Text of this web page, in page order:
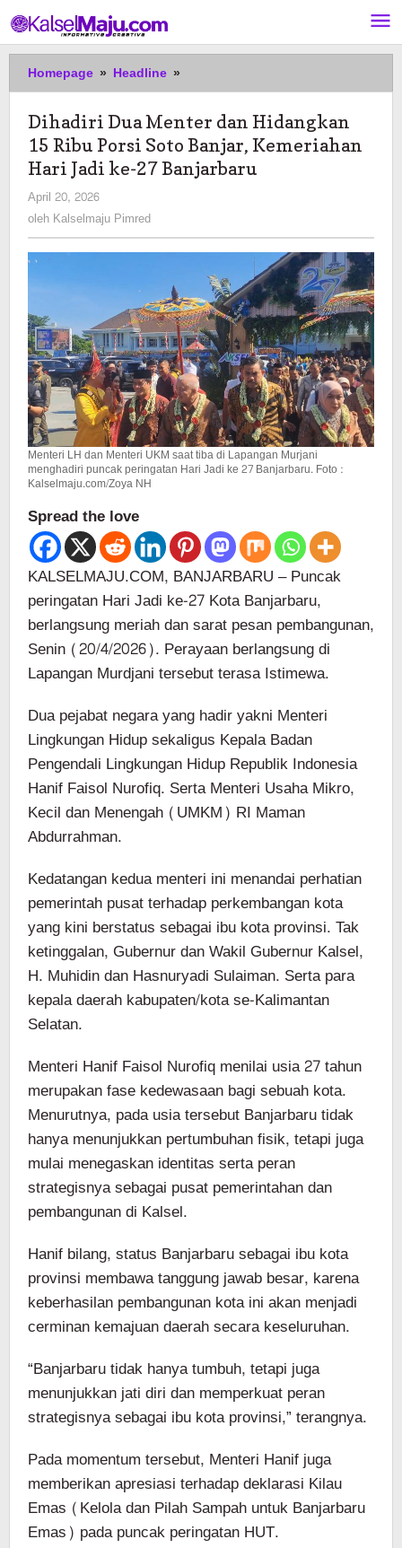
ke
konten
Homepage » Headline »
Dua
Menter
dan
Hidangkan
15
Ribu
Banjar,
Kemeriahan
Jadi
ke-
27
Banjarbaru
Dihadiri Dua Menter dan Hidangkan
15 Ribu Porsi Soto Banjar, Kemeriahan
Hari Jadi ke-27 Banjarbaru
April 20, 2026
Kalselmaju
Pimred
oleh Kalselmaju Pimred
Menteri LH dan Menteri UKM saat tiba di Lapangan Murjani
menghadiri puncak peringatan Hari Jadi ke 27 Banjarbaru. Foto :
Kalselmaju.com/Zoya NH
Spread the love
KALSELMAJU.COM, BANJARBARU – Puncak
peringatan Hari Jadi ke-27 Kota Banjarbaru,
berlangsung meriah dan sarat pesan pembangunan,
Senin (20/4/2026). Perayaan berlangsung di
Lapangan Murdjani tersebut terasa Istimewa.
Dua pejabat negara yang hadir yakni Menteri
Lingkungan Hidup sekaligus Kepala Badan
Pengendali Lingkungan Hidup Republik Indonesia
Hanif Faisol Nurofiq. Serta Menteri Usaha Mikro,
Kecil dan Menengah (UMKM) RI Maman
Abdurrahman.
Kedatangan kedua menteri ini menandai perhatian
pemerintah pusat terhadap perkembangan kota
yang kini berstatus sebagai ibu kota provinsi. Tak
ketinggalan, Gubernur dan Wakil Gubernur Kalsel,
H. Muhidin dan Hasnuryadi Sulaiman. Serta para
kepala daerah kabupaten/kota se-Kalimantan
Selatan.
Menteri Hanif Faisol Nurofiq menilai usia 27 tahun
merupakan fase kedewasaan bagi sebuah kota.
Menurutnya, pada usia tersebut Banjarbaru tidak
hanya menunjukkan pertumbuhan fisik, tetapi juga
mulai menegaskan identitas serta peran
strategisnya sebagai pusat pemerintahan dan
pembangunan di Kalsel.
Hanif bilang, status Banjarbaru sebagai ibu kota
provinsi membawa tanggung jawab besar, karena
keberhasilan pembangunan kota ini akan menjadi
cerminan kemajuan daerah secara keseluruhan.
“Banjarbaru tidak hanya tumbuh, tetapi juga
menunjukkan jati diri dan memperkuat peran
strategisnya sebagai ibu kota provinsi,” terangnya.
Pada momentum tersebut, Menteri Hanif juga
memberikan apresiasi terhadap deklarasi Kilau
Emas (Kelola dan Pilah Sampah untuk Banjarbaru
Emas) pada puncak peringatan HUT.